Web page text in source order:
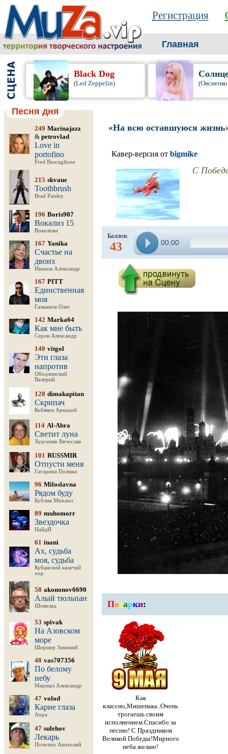
Регистрация
Главная
Black Dog
(Led Zeppelin)
Песня дня
249 Marinajazz
& petrovlad
Love in
portofino
Fred Buscaglione
215 skvaue
Toothbrush
Brad Paisley
196 Boris907
Вокализ 15
Вокализы
167 Yanika
Счастье на
двоих
Иванов Александр
167 PITT
Единственная
моя
Газманов Олег
142 Marka64
Как мне быть
Серов Александр
140 vitgol
Эти глаза
напротив
Ободзинский
Валерий
128 dimakapitan
Скрипач
Кобяков Аркадий
114 Al-Abra
Светит луна
Хурсенко Вячеслав
101 RUSSMIR
Отпусти меня
Гагарина Полина
96 Miloslavna
Рядом буду
Бублик Михаил
89 muhomorr
Звездочка
НайдИ
61 inani
Ах, судьба
моя, судьба
Кубанский казачий
хор
58 akononov6690
Алый тюльпан
Шоколад
53 spivak
На Азовском
море
Шершер Зиновий
48 vas707356
По белому
небу
Маршал Александр
47 volod
Карие глаза
Ахра
47 sulehov
Лекарь
Полотно Анатолий
«На всю оставшуюся жизнь
Кавер-версия от bigmike
С
Баллов:
43 00:00
Подарки:
Как
классно,Мишенька..Очень
трогаешь своим
исполнением.Спасибо за
песню! С Праздником
Великой Победы!Мирного
неба желаю!